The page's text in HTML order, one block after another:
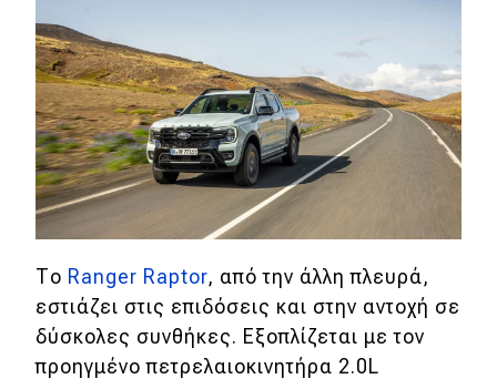
Το Ranger Raptor, από την άλλη πλευρά,
εστιάζει στις επιδόσεις και στην αντοχή σε
δύσκολες συνθήκες. Εξοπλίζεται με τον
προηγμένο πετρελαιοκινητήρα 2.0L